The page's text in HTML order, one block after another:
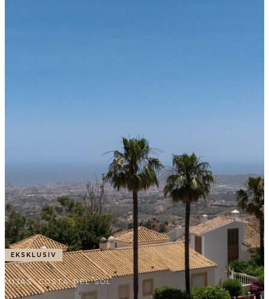
EKSKLUSIV
MIJAS, COSTA DEL SOL